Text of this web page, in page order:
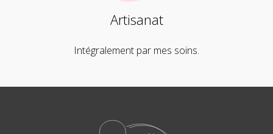
Artisanat
Intégralement par mes soins.